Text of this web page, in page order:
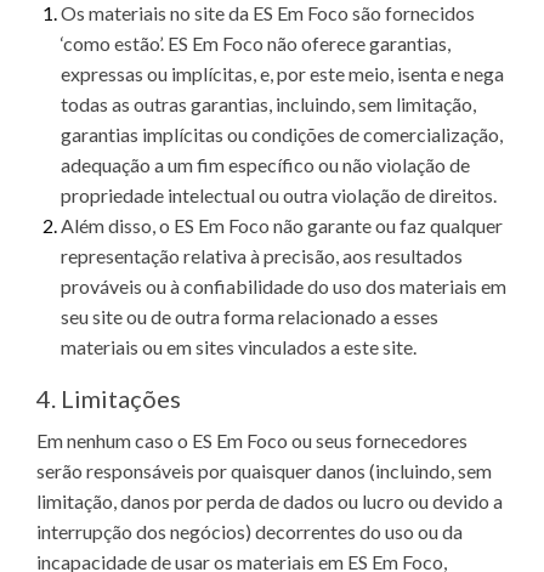
Os materiais no site da ES Em Foco são fornecidos
‘como estão’. ES Em Foco não oferece garantias,
expressas ou implícitas, e, por este meio, isenta e nega
todas as outras garantias, incluindo, sem limitação,
garantias implícitas ou condições de comercialização,
adequação a um fim específico ou não violação de
propriedade intelectual ou outra violação de direitos.
Além disso, o ES Em Foco não garante ou faz qualquer
representação relativa à precisão, aos resultados
prováveis ​​ou à confiabilidade do uso dos materiais em
seu site ou de outra forma relacionado a esses
materiais ou em sites vinculados a este site.
4. Limitações
Em nenhum caso o ES Em Foco ou seus fornecedores
serão responsáveis ​​por quaisquer danos (incluindo, sem
limitação, danos por perda de dados ou lucro ou devido a
interrupção dos negócios) decorrentes do uso ou da
incapacidade de usar os materiais em ES Em Foco,